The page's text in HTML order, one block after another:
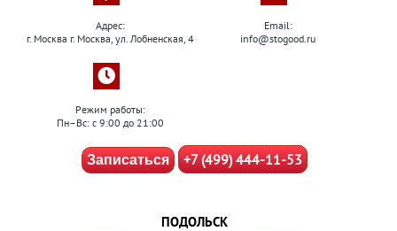
Адрес:
г. Москва г. Москва, ул. Лобненская, 4
Email:
info@stogood.ru
Режим работы:
Пн–Вс: с 9:00 до 21:00
Записаться +7 (499) 444-11-53
ПОДОЛЬСК